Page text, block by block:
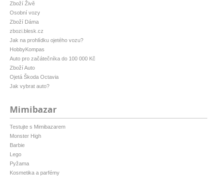
Zboží Živě
Osobní vozy
Zboží Dáma
zbozi.blesk.cz
Jak na prohlídku ojetého vozu?
HobbyKompas
Auto pro začátečníka do 100 000 Kč
Zboží Auto
Ojetá Škoda Octavia
Jak vybrat auto?
Mimibazar
Testujte s Mimibazarem
Monster High
Barbie
Lego
Pyžama
Kosmetika a parfémy